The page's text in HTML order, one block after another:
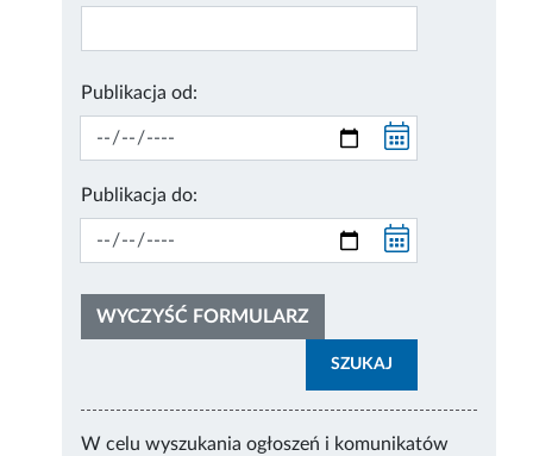
Publikacja od:
Publikacja do:
WYCZYŚĆ FORMULARZ
SZUKAJ
W celu wyszukania ogłoszeń i komunikatów